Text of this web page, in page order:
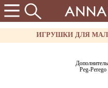
ИГРУШКИ ДЛЯ
Peg-